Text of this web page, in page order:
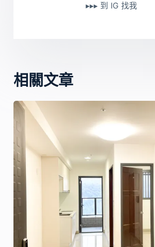
▸▸▸ 到 IG 找我
相關文章